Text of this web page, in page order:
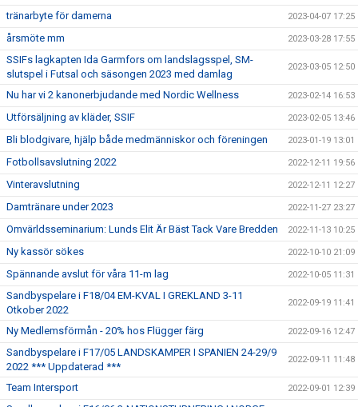
tränarbyte för damerna 2023-04-07 17:25
årsmöte mm 2023-03-28 17:55
SSIFs lagkapten Ida Garmfors om landslagsspel, SM-
slutspel i Futsal och säsongen 2023 med damlag
2023-03-05 12:50
Nu har vi 2 kanonerbjudande med Nordic Wellness 2023-02-14 16:53
Utförsäljning av kläder, SSIF 2023-02-05 13:46
Bli blodgivare, hjälp både medmänniskor och föreningen 2023-01-19 13:01
Fotbollsavslutning 2022 2022-12-11 19:56
Vinteravslutning 2022-12-11 12:27
Damtränare under 2023 2022-11-27 23:27
Omvärldsseminarium: Lunds Elit Är Bäst Tack Vare Bredden 2022-11-13 10:25
Ny kassör sökes 2022-10-10 21:09
Spännande avslut för våra 11-m lag 2022-10-05 11:31
Sandbyspelare i F18/04 EM-KVAL I GREKLAND 3-11
Otkober 2022
2022-09-19 11:41
Ny Medlemsförmån - 20% hos Flügger färg 2022-09-16 12:47
Sandbyspelare i F17/05 LANDSKAMPER I SPANIEN 24-29/9
2022 *** Uppdaterad ***
2022-09-11 11:48
Team Intersport 2022-09-01 12:39